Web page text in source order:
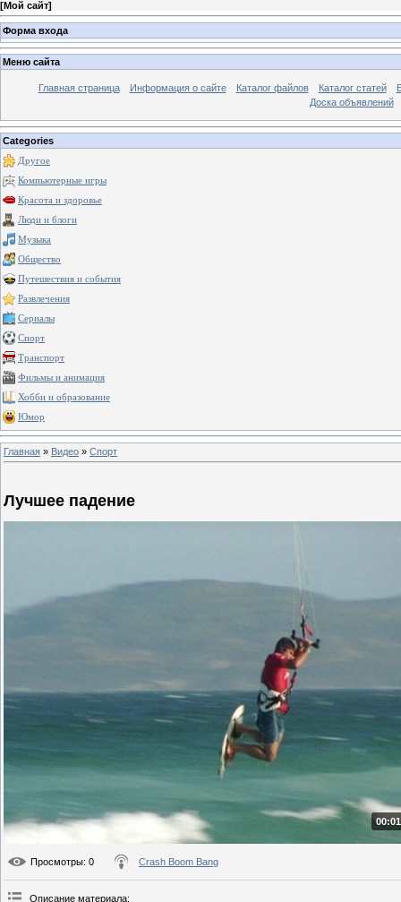
[Мой сайт]
Форма входа
Меню сайта
Главная страница Информация о сайте Каталог файлов Каталог статей
Доска объявлений
Categories
Другое
Компьютерные игры
Красота и здоровье
Люди и блоги
Музыка
Общество
Путешествия и события
Развлечения
Сериалы
Спорт
Транспорт
Фильмы и анимация
Хобби и образование
Юмор
Главная » Видео » Спорт
Лучшее падение
Просмотры: 0 Crash Boom Bang
Описание материала: